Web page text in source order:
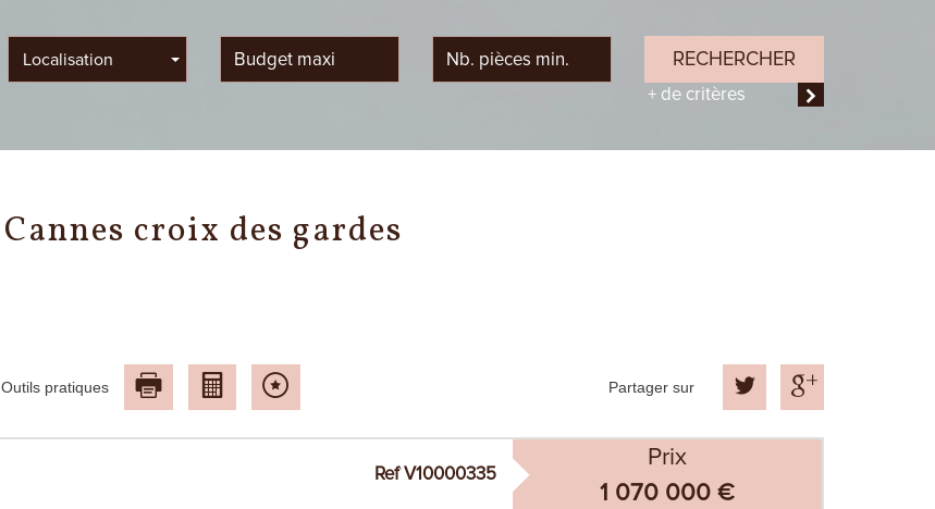
Localisation RECHERCHER
+ de critères
cannes croix des gardes
Outils pratiques Partager sur
Ref V10000335
Prix
1 070 000 €